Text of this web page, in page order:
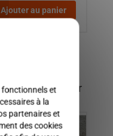
Ajouter au panier
intéressé par
fonctionnels et
à la
partenaires et
des cookies